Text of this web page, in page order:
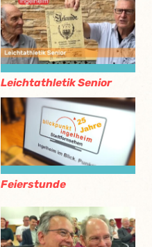
Leichtathletik Senior
Feierstunde